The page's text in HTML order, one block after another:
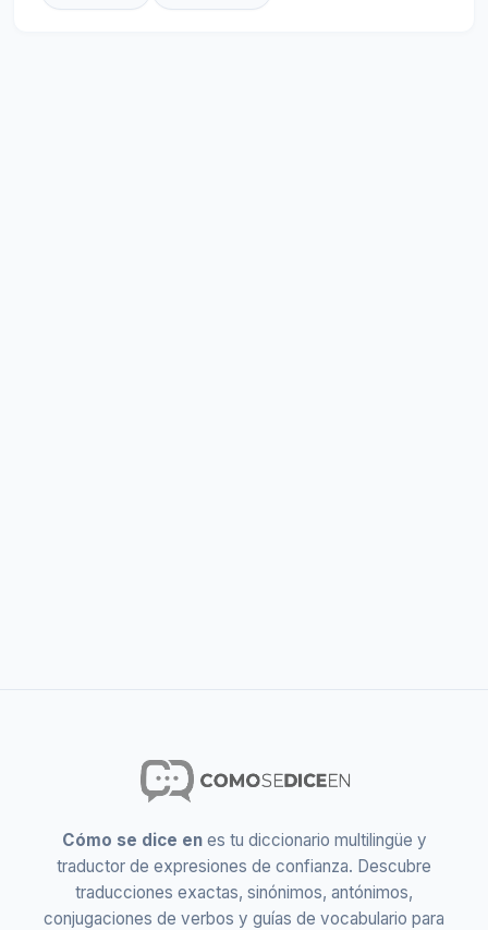
Cómo se dice enes tu diccionario multilingüe y
traductor de expresiones de confianza. Descubre
traducciones exactas, sinónimos, antónimos,
conjugaciones de verbos y guías de vocabulario para